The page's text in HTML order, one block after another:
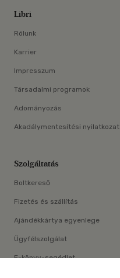
Libri
Rólunk
Karrier
Impresszum
Társadalmi programok
Adományozás
Akadálymentesítési nyilatkozat
Szolgáltatás
Boltkereső
Fizetés és szállítás
Ajándékkártya egyenlege
Ügyfélszolgálat
E-könyv-segédlet